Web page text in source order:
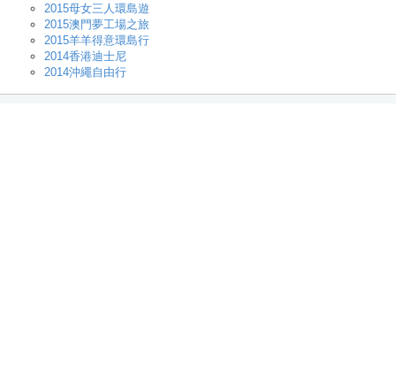
2015母女三人環島遊
2015澳門夢工場之旅
2015羊羊得意環島行
2014香港迪士尼
2014沖繩自由行